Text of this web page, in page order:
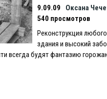
9.09.09
Оксана
540 просмотров
Реконструкция
здания и высокий
всегда будят фантазию